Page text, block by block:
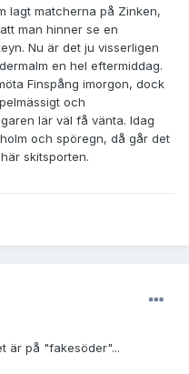
lagt matcherna på Zinken,
man hinner se en
Nu är det ju visserligen
en hel eftermiddag.
Finspång imorgon, dock
och
lär väl få vänta. Idag
och spöregn, då går det
skitsporten.
är på "fakesöder"...